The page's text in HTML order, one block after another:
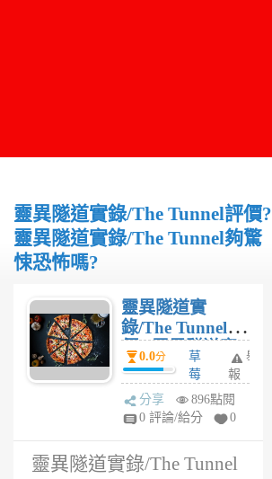
靈異隧道實錄/The Tunnel評價?
靈異隧道實錄/The Tunnel夠驚
悚恐怖嗎?
靈異隧道實
錄/The Tunnel評
價? 靈異隧道實
錄/The Tunnel夠
驚悚恐怖嗎?
0.0分
草
莓
6
年
舉
報
分享
896點閱
0 評論/給分
0
靈異隧道實錄/The Tunnel